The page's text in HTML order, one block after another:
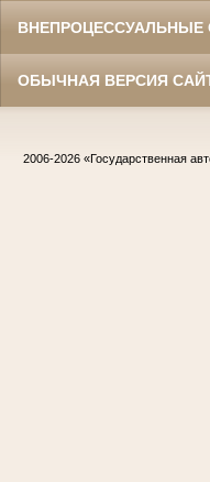
ВНЕПРОЦЕССУАЛЬНЫЕ
ОБЫЧНАЯ ВЕРСИЯ
2006-2026 «Государственная